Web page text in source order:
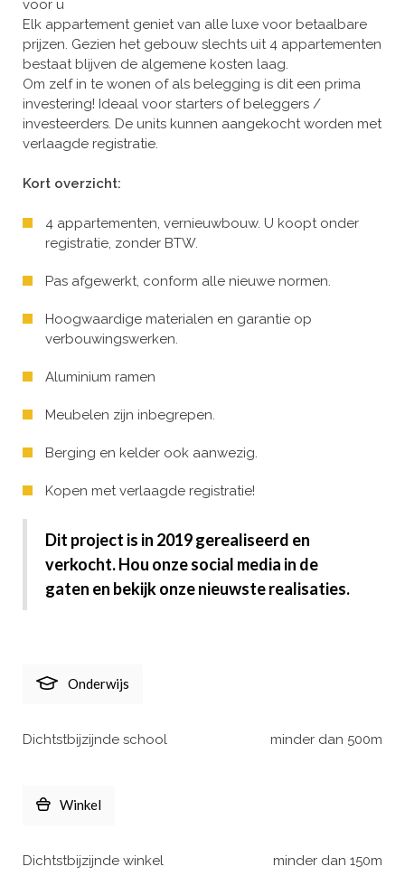
voor u
Elk appartement geniet van alle luxe voor betaalbare
prijzen. Gezien het gebouw slechts uit 4 appartementen
bestaat blijven de algemene kosten laag.
Om zelf in te wonen of als belegging is dit een prima
investering! Ideaal voor starters of beleggers /
investeerders. De units kunnen aangekocht worden met
verlaagde registratie.
Kort overzicht:
4 appartementen, vernieuwbouw. U koopt onder
registratie, zonder BTW.
Pas afgewerkt, conform alle nieuwe normen.
Hoogwaardige materialen en garantie op
verbouwingswerken.
Aluminium ramen
Meubelen zijn inbegrepen.
Berging en kelder ook aanwezig.
Kopen met verlaagde registratie!
Dit project is in 2019 gerealiseerd en
verkocht. Hou onze social media in de
gaten en bekijk onze nieuwste realisaties.
Onderwijs
Dichtstbijzijnde school minder dan 500m
Winkel
Dichtstbijzijnde winkel minder dan 150m